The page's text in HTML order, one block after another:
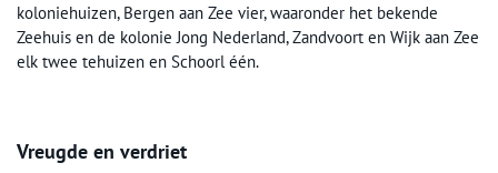
koloniehuizen, Bergen aan Zee vier, waaronder het bekende
Zeehuis en de kolonie Jong Nederland, Zandvoort en Wijk aan Zee
elk twee tehuizen en Schoorl één.
Vreugde en verdriet